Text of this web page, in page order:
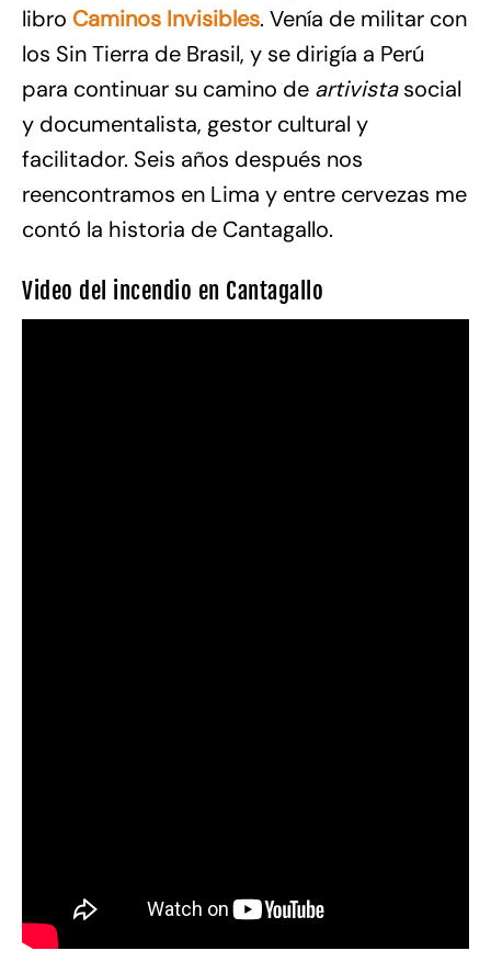
libro Caminos Invisibles. Venía de militar con
los Sin Tierra de Brasil, y se dirigía a Perú
para continuar su camino de artivistasocial
y documentalista, gestor cultural y
facilitador. Seis años después nos
reencontramos en Lima y entre cervezas me
contó la historia de Cantagallo.
Video del incendio en Cantagallo